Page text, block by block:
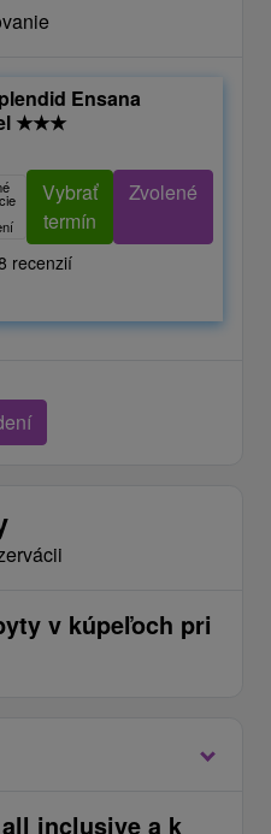
Ensana
★★★
Vybrať
termín
Zvolené
recenzií
v kúpeľoch pri
inclusive a k